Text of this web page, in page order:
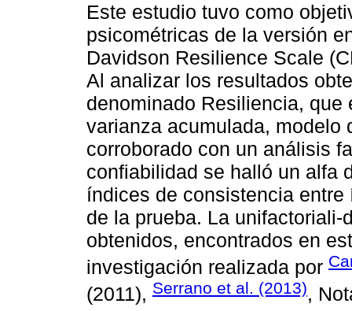
Este estudio tuvo como
psicométricas de la versión
Davidson Resilience Scale
Al analizar los resultados
denominado Resiliencia,
varianza acumulada, modelo
corroborado con un análisis
confiabilidad se halló un alfa
índices de consistencia
de la prueba. La
obtenidos, encontrados en
investigación realizada por
(2011), Serrano et al. (2013),